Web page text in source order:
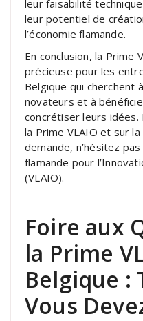
leur faisabilité
leur potentiel de
l’économie flamande.
En conclusion, la Prime
précieuse pour les
Belgique qui cherchent
novateurs et à
concrétiser leurs idées.
la Prime VLAIO et sur
demande, n’hésitez
flamande pour
(VLAIO).
Foire aux
la Prime
Belgique :
Vous